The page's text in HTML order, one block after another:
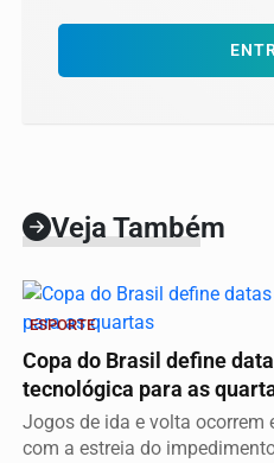
Veja Também
ESPORTE
Copa do Brasil define
tecnológica para as
Jogos de ida e volta ocorrem
com a estreia do